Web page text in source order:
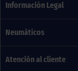
Información Legal
Neumáticos
Atención al cliente